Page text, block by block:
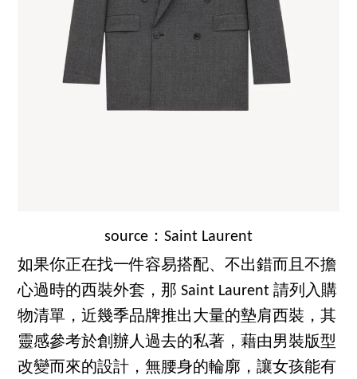
source：Saint Laurent
如果你正在找一件容易搭配、不出錯而且不擔
心過時的西裝外套，那 Saint Laurent 請列入購
物清單，近幾季品牌推出大量的墊肩西裝，其
靈感參考於創辦人過去的私著，藉由男裝版型
改變而來的設計，無腰身的輪廓，讓女孩能有